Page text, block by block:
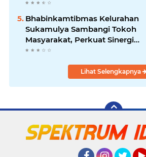
Bhabinkamtibmas Kelurahan
Sukamulya Sambangi Tokoh
Masyarakat, Perkuat Sinergi
Jaga Kamtibmas
Lihat Selengkapnya